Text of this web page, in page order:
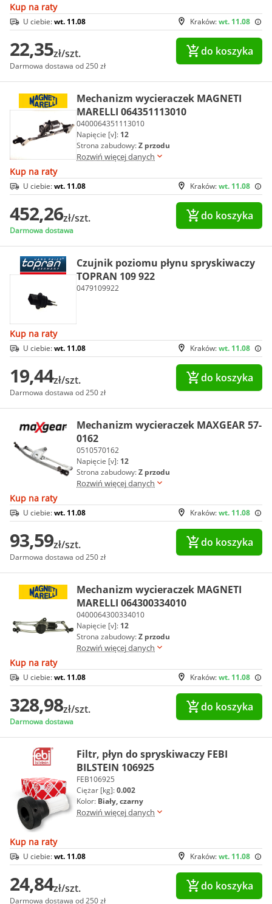
Kup na raty
Kraków:wt. 11.08
U ciebie:wt. 11.08
22,35zł/szt.
Darmowa dostawa od 250 zł
do koszyka
Mechanizm wycieraczek MAGNETI
MARELLI 064351113010
0400064351113010
Napięcie [v]: 12
Strona zabudowy:Z przodu
Rozwiń więcej danych
Kup na raty
Kraków:wt. 11.08
U ciebie:wt. 11.08
452,26zł/szt.
Darmowa dostawa
do koszyka
Czujnik poziomu płynu spryskiwaczy
TOPRAN 109 922
0479109922
Kup na raty
Kraków:wt. 11.08
U ciebie:wt. 11.08
19,44zł/szt.
Darmowa dostawa od 250 zł
do koszyka
Mechanizm wycieraczek MAXGEAR 57-
0162
0510570162
Napięcie [v]: 12
Strona zabudowy:Z przodu
Rozwiń więcej danych
Kup na raty
Kraków:wt. 11.08
U ciebie:wt. 11.08
93,59zł/szt.
Darmowa dostawa od 250 zł
do koszyka
Mechanizm wycieraczek MAGNETI
MARELLI 064300334010
0400064300334010
Napięcie [v]: 12
Strona zabudowy:Z przodu
Rozwiń więcej danych
Kup na raty
Kraków:wt. 11.08
U ciebie:wt. 11.08
328,98zł/szt.
Darmowa dostawa
do koszyka
Filtr, płyn do spryskiwaczy FEBI
BILSTEIN 106925
FEB106925
Ciężar [kg]:0.002
Kolor: Biały, czarny
Rozwiń więcej danych
Kup na raty
Kraków:wt. 11.08
U ciebie:wt. 11.08
24,84zł/szt.
Darmowa dostawa od 250 zł
do koszyka